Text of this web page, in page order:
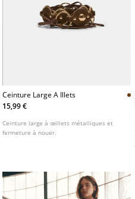
Ceinture Large A Illets
15,99 €
Ceinture large à œillets métalliques et
fermeture à nouer.